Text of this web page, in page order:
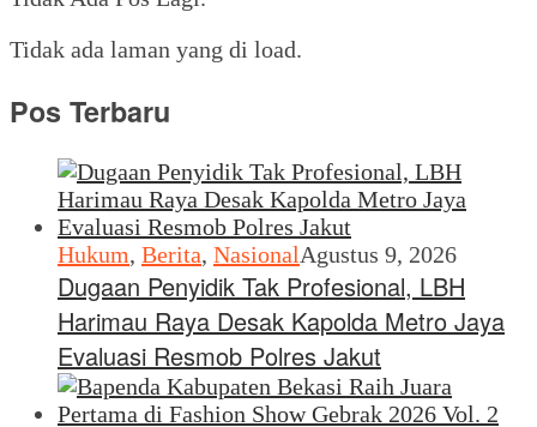
Tidak ada laman yang di load.
Pos Terbaru
Hukum, Berita, NasionalAgustus 9, 2026
Dugaan Penyidik Tak Profesional, LBH
Harimau Raya Desak Kapolda Metro Jaya
Evaluasi Resmob Polres Jakut